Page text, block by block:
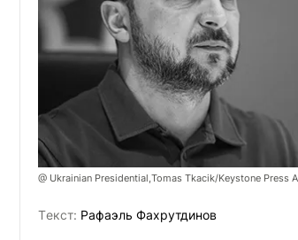
@ Ukrainian Presidential,Tomas Tkacik/Keystone Press
Tекст: Рафаэль Фахрутдинов